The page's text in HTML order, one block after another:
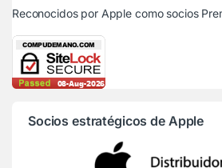
Reconocidos por Apple como socios
Socios estratégicos de Apple